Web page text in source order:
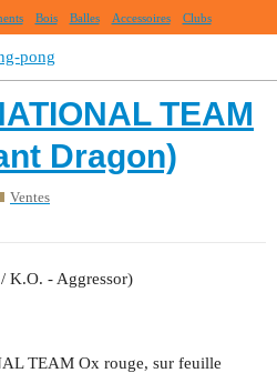
Bois Balles Accessoires Clubs
pong
TEAM
Dragon)
Ventes
K.O. - Aggressor)
TEAM Ox rouge, sur feuille